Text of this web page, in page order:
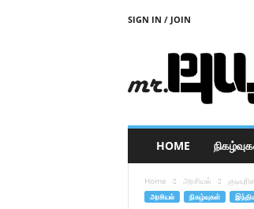
SIGN IN / JOIN
u
HOME
Home அரசியல்
அரசியல் நிகழ்வுகள்